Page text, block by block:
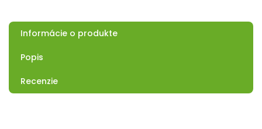
Informácie o produkte
Popis
Recenzie